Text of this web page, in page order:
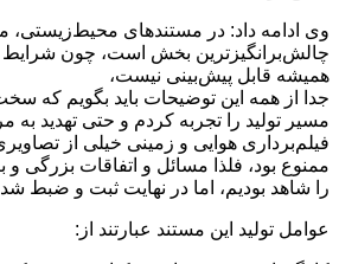
وی ادامه داد: در مستندهای محیط‌زیستی،
چالش‌برانگیزترین بخش است، چون
همیشه قابل پیش‌بینی نیست،
جدا از همه این توضیحات باید بگویم که
مسیر تولید را تجربه کردم و حتی تهدید
فیلم‌برداری هوایی و زمینی خیلی از
ممنوع بود، فلذا مسائل و اتفاقات بزرگی
را شاهد بودیم، اما در نهایت ثبت و ضبط شد
عوامل تولید این مستند عبارتند از: